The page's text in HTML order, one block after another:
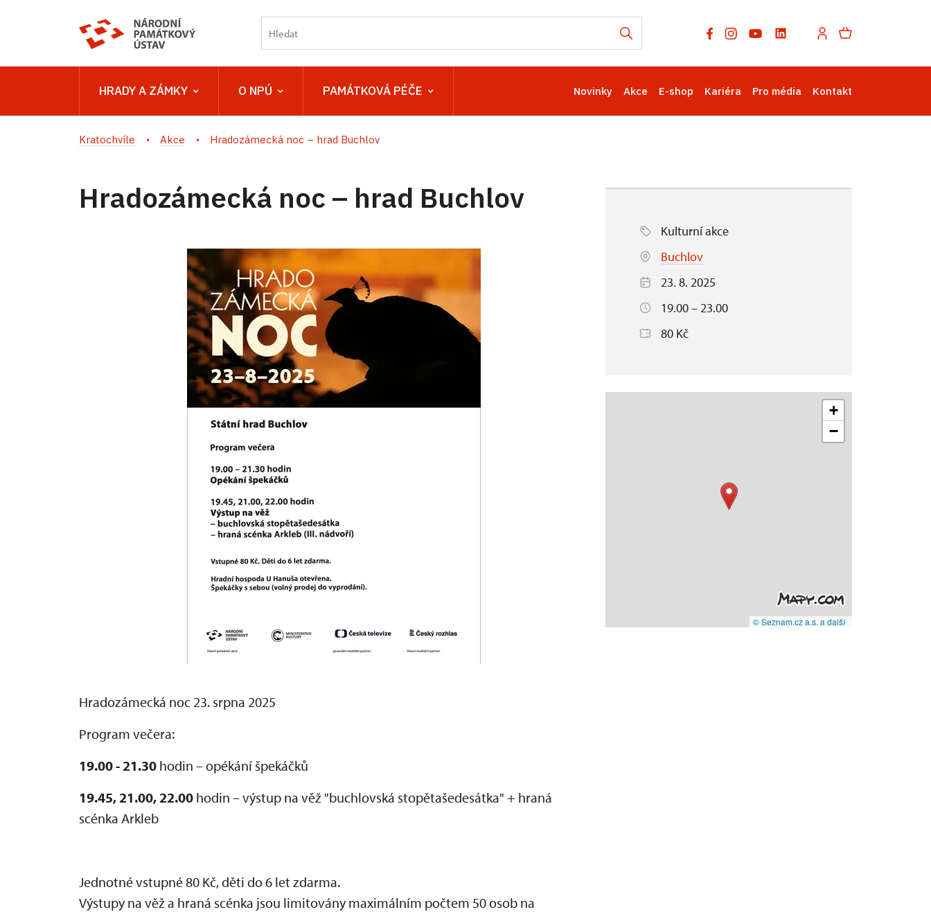
HRADY A ZÁMKY O NPÚ PAMÁTKOVÁ PÉČE Novinky Akce E-shop Kariéra Pro média Kontakt
Kratochvíle Akce Hradozámecká noc – hrad Buchlov
Hradozámecká noc – hrad Buchlov
Hradozámecká noc 23. srpna 2025
Program večera:
19.00 - 21.30 hodin – opékání špekáčků
19.45, 21.00, 22.00 hodin – výstup na věž "buchlovská stopětašedesátka" + hraná
scénka Arkleb
Jednotné vstupné 80 Kč, děti do 6 let zdarma.
Výstupy na věž a hraná scénka jsou limitovány maximálním počtem 50 osob na
Kulturní akce
Buchlov
23. 8. 2025
19.00 – 23.00
80 Kč
+
−
© Seznam.cz a.s. a další